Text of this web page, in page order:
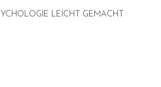
LEICHT GEMACHT